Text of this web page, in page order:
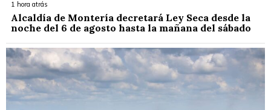
1 hora atrás
Alcaldía de Montería decretará Ley Seca desde la
noche del 6 de agosto hasta la mañana del sábado